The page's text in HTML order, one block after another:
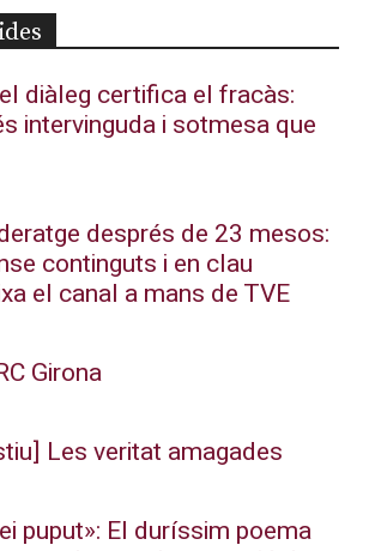
diàleg certifica el fracàs:
intervinguda i sotmesa que
després de 23 mesos:
continguts i en clau
el canal a mans de TVE
Girona
Les veritat amagades
puput»: El duríssim poema